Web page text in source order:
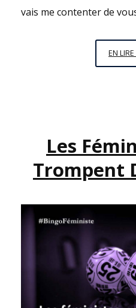
vais me contenter de
EN
Les
Trompent